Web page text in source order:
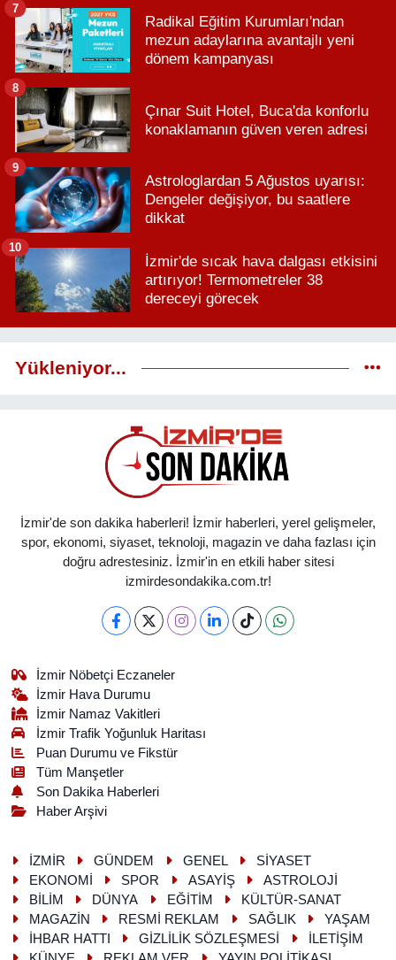
Radikal Eğitim Kurumları'ndan
mezun adaylarına avantajlı yeni
dönem kampanyası
7
Çınar Suit Hotel, Buca'da konforlu
konaklamanın güven veren adresi
8
Astrologlardan 5 Ağustos uyarısı:
Dengeler değişiyor, bu saatlere
dikkat
9
İzmir'de sıcak hava dalgası etkisini
artırıyor! Termometreler 38
dereceyi görecek
10
Yükleniyor...
İzmir'de son dakika haberleri! İzmir haberleri, yerel gelişmeler,
spor, ekonomi, siyaset, teknoloji, magazin ve daha fazlası için
doğru adrestesiniz. İzmir'in en etkili haber sitesi
izmirdesondakika.com.tr!
İzmir Nöbetçi Eczaneler
İzmir Hava Durumu
İzmir Namaz Vakitleri
İzmir Trafik Yoğunluk Haritası
Puan Durumu ve Fikstür
Tüm Manşetler
Son Dakika Haberleri
Haber Arşivi
İZMİR GÜNDEM GENEL
SİYASET
EKONOMİ
SPOR ASAYİŞ
ASTROLOJİ
BİLİM
DÜNYA EĞİTİM
KÜLTÜR-SANAT
MAGAZİN
RESMİ REKLAM SAĞLIK
YAŞAM
İHBAR HATTI
GİZLİLİK SÖZLEŞMESİ
İLETİŞİM